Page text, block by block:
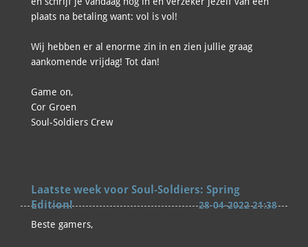
plaats na betaling want: vol is vol!
Wij hebben er al enorme zin in en zien jullie graag
aankomende vrijdag! Tot dan!
Game on,
Cor Groen
Soul-Soldiers Crew
Laatste week voor Soul-Soldiers: Spring
Edition!
28-04-2022 21:38
Beste gamers,